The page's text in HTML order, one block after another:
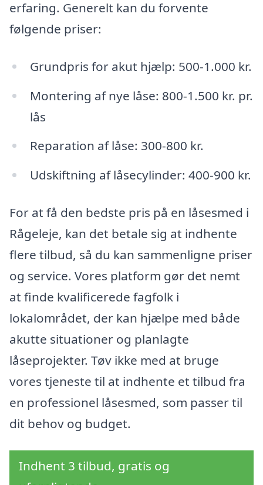
erfaring. Generelt kan du forvente
følgende priser:
Grundpris for akut hjælp: 500-1.000 kr.
Montering af nye låse: 800-1.500 kr. pr.
lås
Reparation af låse: 300-800 kr.
Udskiftning af låsecylinder: 400-900 kr.
For at få den bedste pris på en låsesmed i
Rågeleje, kan det betale sig at indhente
flere tilbud, så du kan sammenligne priser
og service. Vores platform gør det nemt
at finde kvalificerede fagfolk i
lokalområdet, der kan hjælpe med både
akutte situationer og planlagte
låseprojekter. Tøv ikke med at bruge
vores tjeneste til at indhente et tilbud fra
en professionel låsesmed, som passer til
dit behov og budget.
Indhent 3 tilbud, gratis og